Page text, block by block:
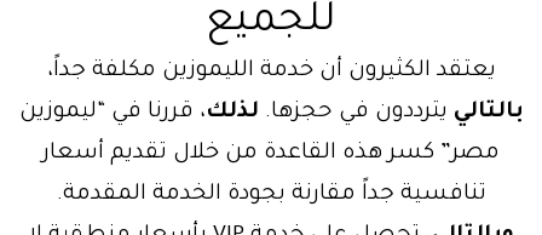
للجميع
يعتقد الكثيرون أن خدمة الليموزين مكلفة جداً،
بالتالي يترددون في حجزها. لذلك، قررنا في “ليموزين
مصر” كسر هذه القاعدة من خلال تقديم أسعار
تنافسية جداً مقارنة بجودة الخدمة المقدمة.